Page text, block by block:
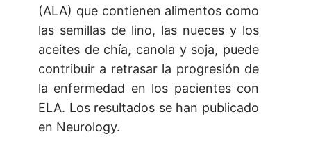
(ALA) que contienen alimentos como
las semillas de lino, las nueces y los
aceites de chía, canola y soja, puede
contribuir a retrasar la progresión de
la enfermedad en los pacientes con
ELA. Los resultados se han publicado
en Neurology.